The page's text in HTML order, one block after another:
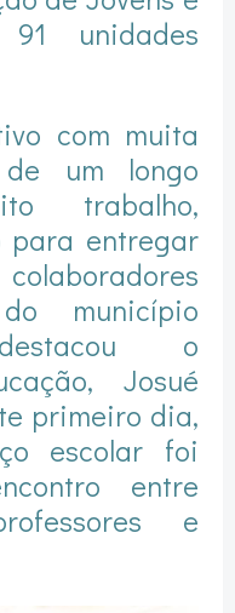
unidades
com muita
um longo
trabalho,
para entregar
município
o
Josué
primeiro dia,
escolar foi
entre
e